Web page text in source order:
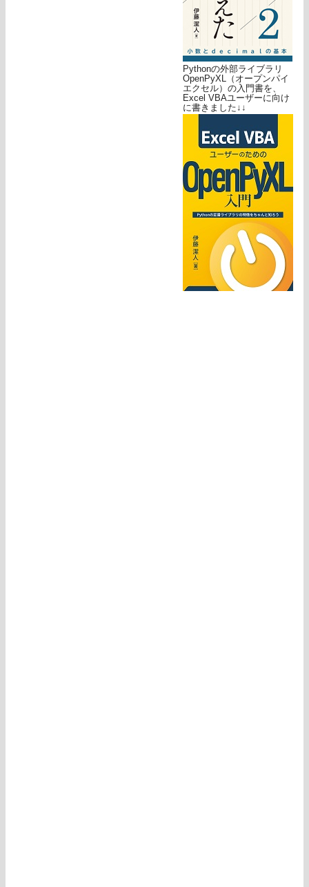
Pythonの外部ライブラリ
OpenPyXL（オープンパイ
エクセル）の入門書を、
Excel VBAユーザーに向け
に書きました↓↓